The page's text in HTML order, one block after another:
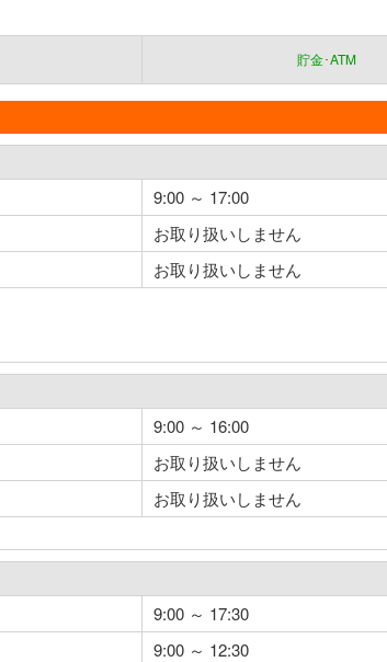
貯金･ATM
9:00 ～ 17:00
お取り扱いしません
お取り扱いしません
9:00 ～ 16:00
お取り扱いしません
お取り扱いしません
9:00 ～ 17:30
9:00 ～ 12:30